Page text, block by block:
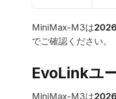
MiniMax-M3は
でご確認ください。
EvoLinkユ
MiniMax-M3は